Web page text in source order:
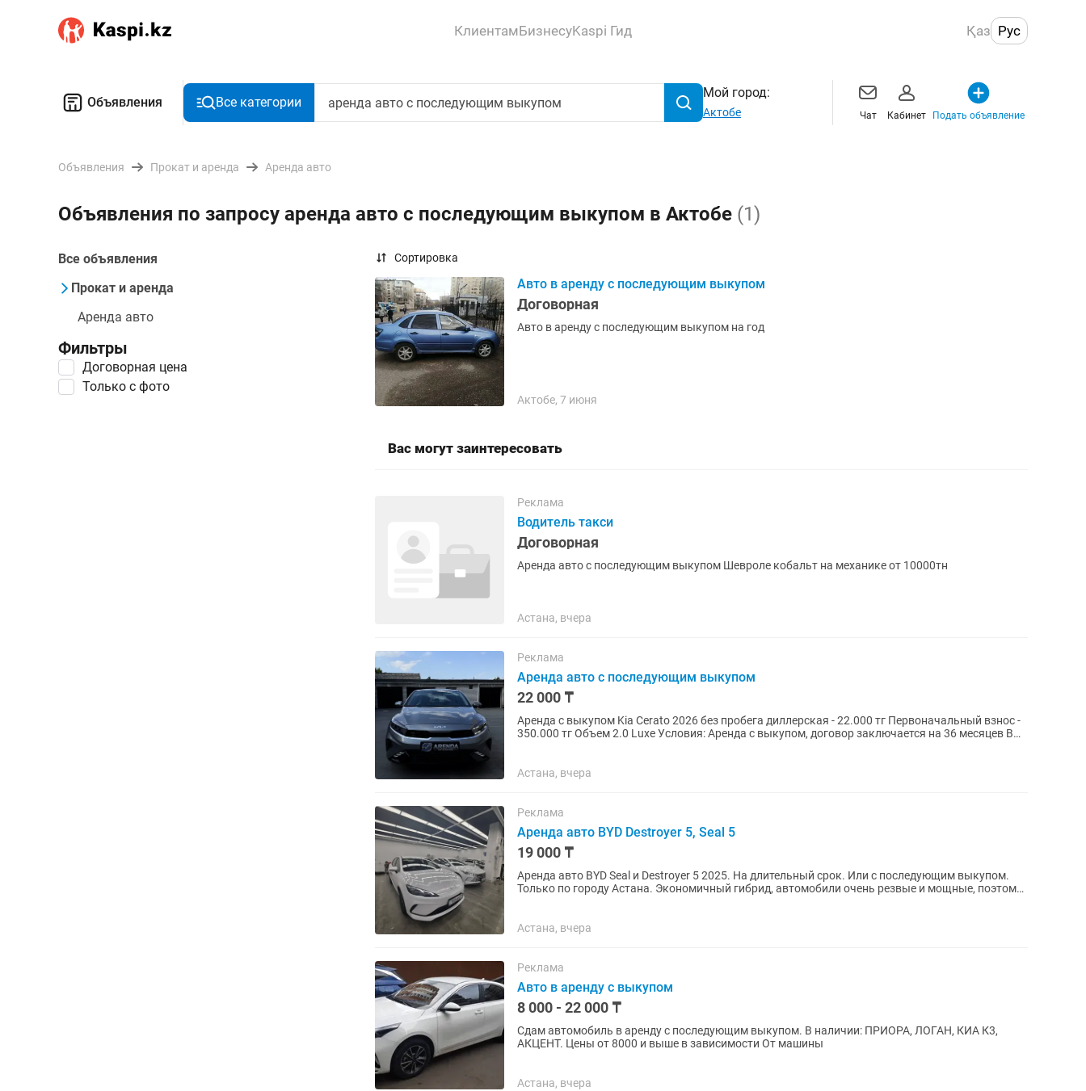
КлиентамБизнесуKaspi Гид Қаз Рус
Объявления Все категории
Мой город:
Актобе Чат Кабинет Подать объявление
Объявления Прокат и аренда Аренда авто
Объявления по запросу аренда авто с последующим выкупом в Актобе (1)
Все объявления
Прокат и аренда
Аренда авто
Фильтры
Договорная цена
Только с фото
Сортировка
Авто в аренду с последующим выкупом
Договорная
Авто в аренду с последующим выкупом на год
Актобе, 7 июня
Вас могут заинтересовать
Реклама
Водитель такси
Договорная
Аренда авто с последующим выкупом Шевроле кобальт на механике от 10000тн
Астана, вчера
Реклама
Аренда авто с последующим выкупом
22 000 ₸
Аренда с выкупом Kia Cerato 2026 без пробега диллерская - 22.000 тг Первоначальный взнос -
350.000 тг Объем 2.0 Luxe Условия: Аренда с выкупом, договор заключается на 36 месяцев В
Астана, вчера
Реклама
Аренда авто BYD Destroyer 5, Seal 5
19 000 ₸
Аренда авто BYD Seal и Destroyer 5 2025. На длительный срок. Или с последующим выкупом.
Только по городу Астана. Экономичный гибрид, автомобили очень резвые и мощные, поэтому
Астана, вчера
Реклама
Авто в аренду с выкупом
8 000 - 22 000 ₸
Сдам автомобиль в аренду с последующим выкупом. В наличии: ПРИОРА, ЛОГАН, КИА К3,
АКЦЕНТ. Цены от 8000 и выше в зависимости От машины
Астана, вчера